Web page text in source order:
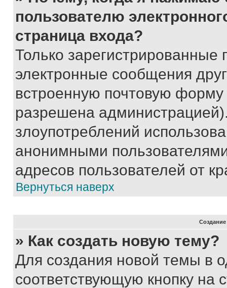
пользователю
страница входа?
Только зарегистрированные
электронные сообщения
встроенную почтовую
разрешена
злоупотреблений
анонимными
адресов пользователей от
Вернуться наверх
» Как создать новую тему?
Для создания новой темы в
соответствующую кнопку